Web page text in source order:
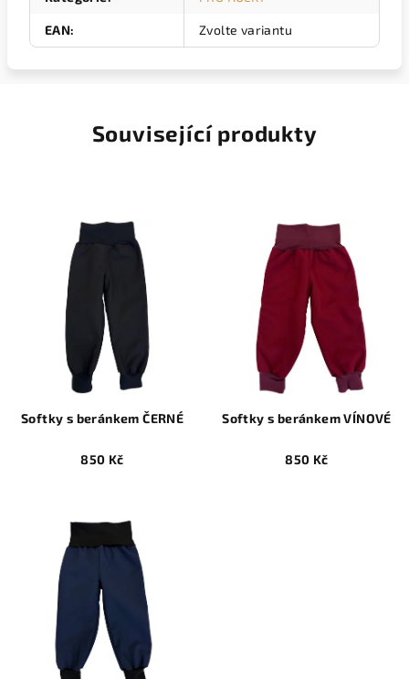
EAN: Zvolte variantu
Související produkty
Softky s beránkem ČERNÉ
850 Kč
Softky s beránkem VÍNOVÉ
850 Kč